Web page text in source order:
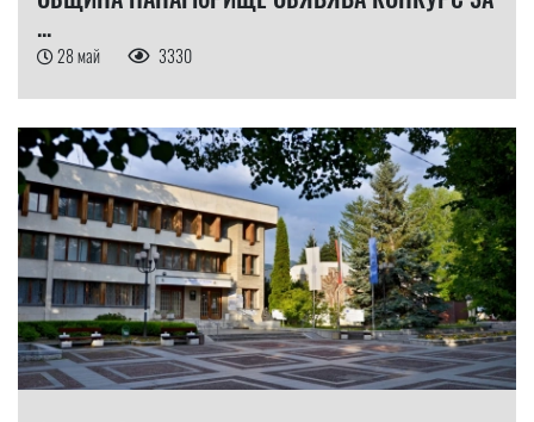
...
28 май 3330